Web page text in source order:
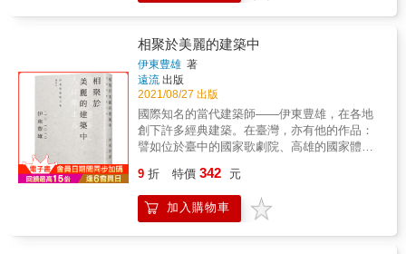
動能豐沛的藝術創作者； 更是半世紀前即開始
思索社會意識，提出「社區&mdash;家
&mdash;人」的關係鏈，努力推動弱勢社區服
務的建築師。 跨過半個世紀，世界才追上，如
今觀諸台灣，似乎也正是城鎮失序的解方。 &
「在數位的時代裡，人們逐漸失去了真實。我
希望人們能透過自己的選擇找到自己。」 在建
築中，他始終思考著人與空間的關係，以極簡
的形式和方案，滿足人的需求； 在藝術中，他
雙方在參與中找到自己。 & 朱鈞的建築思辨與
實踐 朱鈞在美國的建築界站穩腳跟，舉凡住
宅、醫院、工廠、校舍、辦公大樓， 乃至都市
相聚於美麗的建築中
伊東豊雄 著
遠流 出版
2021/08/27 出版
國際知名的當代建築師――伊東豊雄，在各地
創下許多經典建築。在臺灣，亦有他的作品：
譬如位於臺中的國家歌劇院、高雄的國家體育
學院等。 2019年初，伊東豊雄先生不慎跌傷，
住院治療。在住院的這大半年時間，恰恰給了
一個靜思沉澱、與外界減少接觸的機緣。在這
9 折 特價 342 元
加入購物車